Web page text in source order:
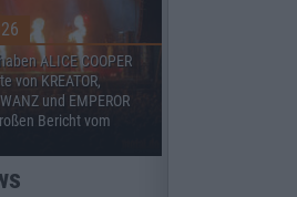
ALICE COOPER
von KREATOR,
und EMPEROR
Bericht vom